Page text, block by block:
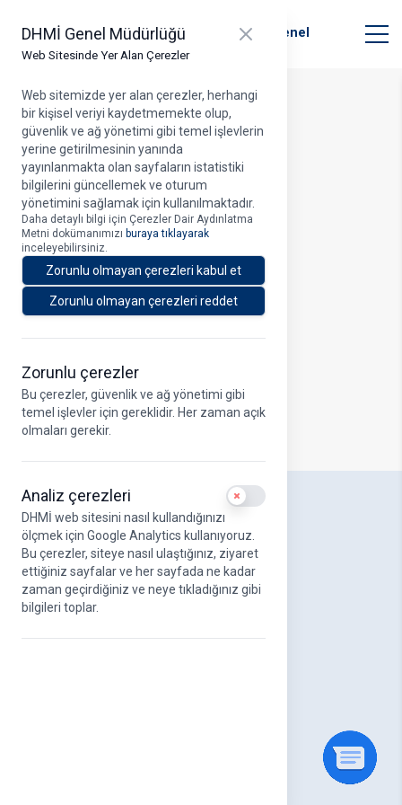
DHMİ Genel Müdürlüğü
Web Sitesinde Yer Alan Çerezler
Close panel
Web sitemizde yer alan çerezler, herhangi
bir kişisel veriyi kaydetmemekte olup,
güvenlik ve ağ yönetimi gibi temel işlevlerin
yerine getirilmesinin yanında
yayınlanmakta olan sayfaların istatistiki
bilgilerini güncellemek ve oturum
yönetimini sağlamak için kullanılmaktadır.
Daha detaylı bilgi için Çerezler Dair Aydınlatma
Metni dokümanımızı buraya tıklayarak
inceleyebilirsiniz.
Zorunlu olmayan çerezleri kabul et
Zorunlu olmayan çerezleri reddet
Zorunlu çerezler
Bu çerezler, güvenlik ve ağ yönetimi gibi
temel işlevler için gereklidir. Her zaman açık
olmaları gerekir.
Analiz çerezleri Use setting
DHMİ web sitesini nasıl kullandığınızı
ölçmek için Google Analytics kullanıyoruz.
Bu çerezler, siteye nasıl ulaştığınız, ziyaret
ettiğiniz sayfalar ve her sayfada ne kadar
zaman geçirdiğiniz ve neye tıkladığınız gibi
bilgileri toplar.
Devlet Hava Meydanları İşletmesi Genel
Müdürlüğü
Profil
DHMİ Hakkında
Hakkımızda
DHMİ Kurumsal Logo
Misyonumuz ve Vizyonumuz
Yönetim Kurulu